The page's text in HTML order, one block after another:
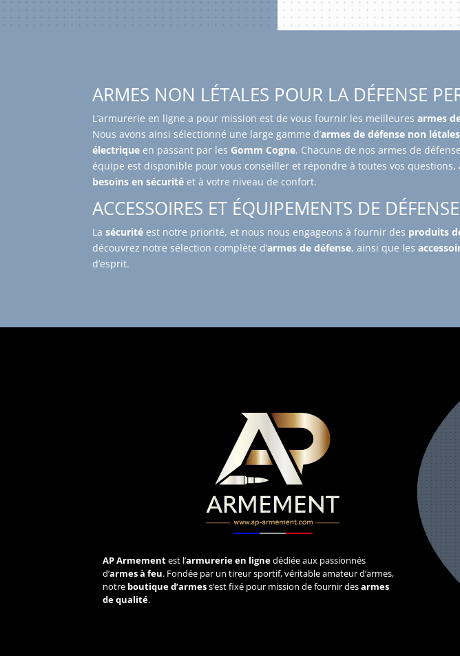
ARMES NON LÉTALES POUR LA DÉFENSE
L’armurerie en ligne a pour mission est de vous fournir les meilleuresarmes
Nous avons ainsi sélectionné une large gamme d’armes de défense non létales
électrique en passant par les Gomm Cogne. Chacune de nos armes de
équipe est disponible pour vous conseiller et répondre à toutes vos
besoins en sécurité et à votre niveau de confort.
ACCESSOIRES ET ÉQUIPEMENTS DE DÉFENSE
Lasécurité est notre priorité, et nous nous engageons à fournir des produits
découvrez notre sélection complète d’armes de défense, ainsi que les
d’esprit.
AP Armementest l’armurerie en lignedédiée aux passionnés
d’armes à feu. Fondée par un tireur sportif, véritable amateur d’armes,
notre boutique d’armess’est fixé pour mission de fournir desarmes
de qualité.